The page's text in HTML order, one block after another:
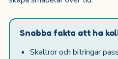
Snabba fakta att ha
Skallror och bitringar